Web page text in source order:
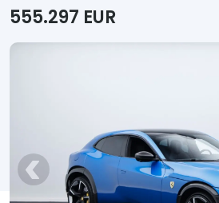
Motociclete
Alte tipuri vehicule
Despre Noi
555.297 EUR